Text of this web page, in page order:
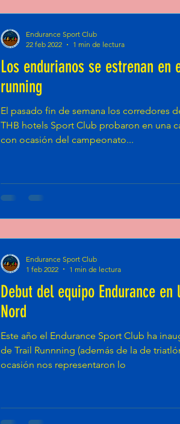
Los endurianos se estrenan en
running
El pasado fin de semana los corredores
THB hotels Sport Club probaron en una
con ocasión del campeonato...
Endurance Sport Club
22 feb 2022
1 min de lectura
Debut del equipo Endurance en
Nord
Este año el Endurance Sport Club ha
de Trail Runnning (además de la de
ocasión nos representaron lo
Endurance Sport Club
1 feb 2022
1 min de lectura